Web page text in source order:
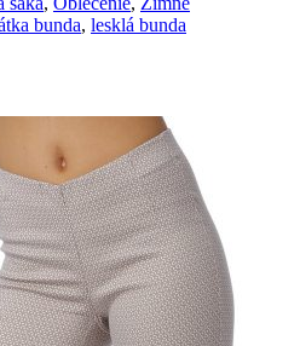
bunda, lesklá bunda